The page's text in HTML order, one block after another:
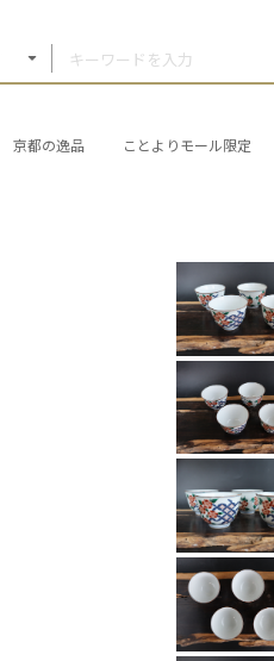
京都の逸品 ことよりモール限定